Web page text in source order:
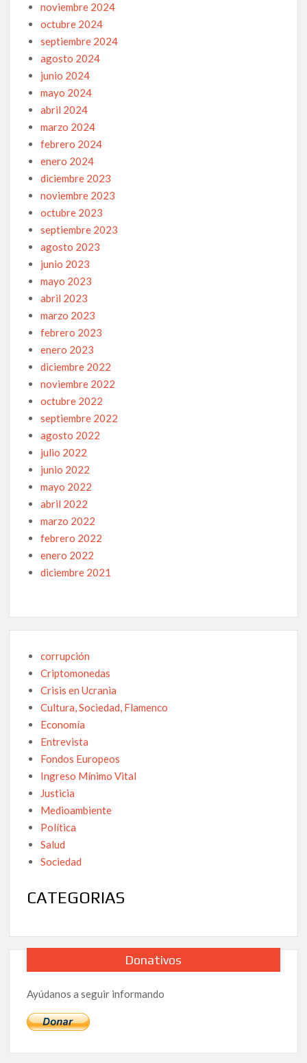
noviembre 2024
octubre 2024
septiembre 2024
agosto 2024
junio 2024
mayo 2024
abril 2024
marzo 2024
febrero 2024
enero 2024
diciembre 2023
noviembre 2023
octubre 2023
septiembre 2023
agosto 2023
junio 2023
mayo 2023
abril 2023
marzo 2023
febrero 2023
enero 2023
diciembre 2022
noviembre 2022
octubre 2022
septiembre 2022
agosto 2022
julio 2022
junio 2022
mayo 2022
abril 2022
marzo 2022
febrero 2022
enero 2022
diciembre 2021
corrupción
Criptomonedas
Crisis en Ucrania
Cultura, Sociedad, Flamenco
Economía
Entrevista
Fondos Europeos
Ingreso Mínimo Vital
Justicia
Medioambiente
Política
Salud
Sociedad
CATEGORIAS
Donativos
Ayúdanos a seguir informando